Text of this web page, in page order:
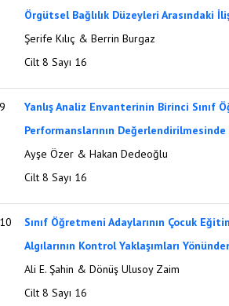
Örgütsel Bağlılık Düzeyleri Arasındaki
Şerife Kılıç & Berrin Burgaz
Cilt 8 Sayı 16
9
Yanlış Analiz Envanterinin Birinci Sınıf
Performanslarının Değerlendirilmesinde
Ayşe Özer & Hakan Dedeoğlu
Cilt 8 Sayı 16
10
Sınıf Öğretmeni Adaylarının Çocuk
Algılarının Kontrol Yaklaşımları
Ali E. Şahin & Dönüş Ulusoy Zaim
Cilt 8 Sayı 16